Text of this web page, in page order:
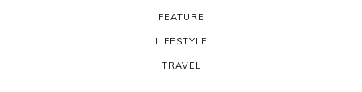
FEATURE
LIFESTYLE
TRAVEL